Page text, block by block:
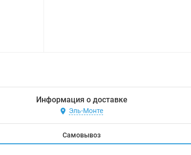
Информация о доставке
Эль-Монте
Самовывоз